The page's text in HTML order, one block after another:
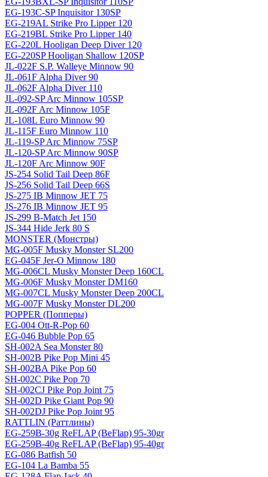
EG-193C-SP Inquisitor 130SP
EG-219AL Strike Pro Lipper 120
EG-219BL Strike Pro Lipper 140
EG-220L Hooligan Deep Diver 120
EG-220SP Hooligan Shallow 120SP
JL-022F S.P. Walleye Minnow 90
JL-061F Alpha Diver 90
JL-062F Alpha Diver 110
JL-092-SP Arc Minnow 105SP
JL-092F Arc Minnow 105F
JL-108L Euro Minnow 90
JL-115F Euro Minnow 110
JL-119-SP Arc Minnow 75SP
JL-120-SP Arc Minnow 90SP
JL-120F Arc Minnow 90F
JS-254 Solid Tail Deep 86F
JS-256 Solid Tail Deep 66S
JS-275 IB Minnow JET 75
JS-276 IB Minnow JET 95
JS-299 B-Match Jet 150
JS-344 Hide Jerk 80 S
MONSTER (Монстры)
MG-005F Musky Monster SL200
EG-045F Jer-O Minnow 180
MG-006CL Musky Monster Deep 160CL
MG-006F Musky Monster DM160
MG-007CL Musky Monster Deep 200CL
MG-007F Musky Monster DL200
POPPER (Попперы)
EG-004 Ott-R-Pop 60
EG-046 Bubble Pop 65
SH-002A Sea Monster 80
SH-002B Pike Pop Mini 45
SH-002BA Pike Pop 60
SH-002C Pike Pop 70
SH-002CJ Pike Pop Joint 75
SH-002D Pike Giant Pop 90
SH-002DJ Pike Pop Joint 95
RATTLIN (Раттлины)
EG-259B-30g ReFLAP (BeFlap) 95-30gr
EG-259B-40g ReFLAP (BeFlap) 95-40gr
EG-086 Batfish 50
EG-104 La Bamba 55